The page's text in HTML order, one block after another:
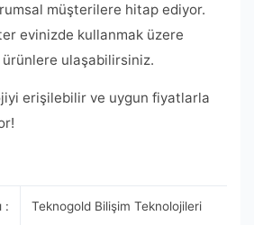
müşterilere hitap ediyor.
evinizde kullanmak üzere
ulaşabilirsiniz.
erişilebilir ve uygun fiyatlarla
: Teknogold Bilişim Teknolojileri